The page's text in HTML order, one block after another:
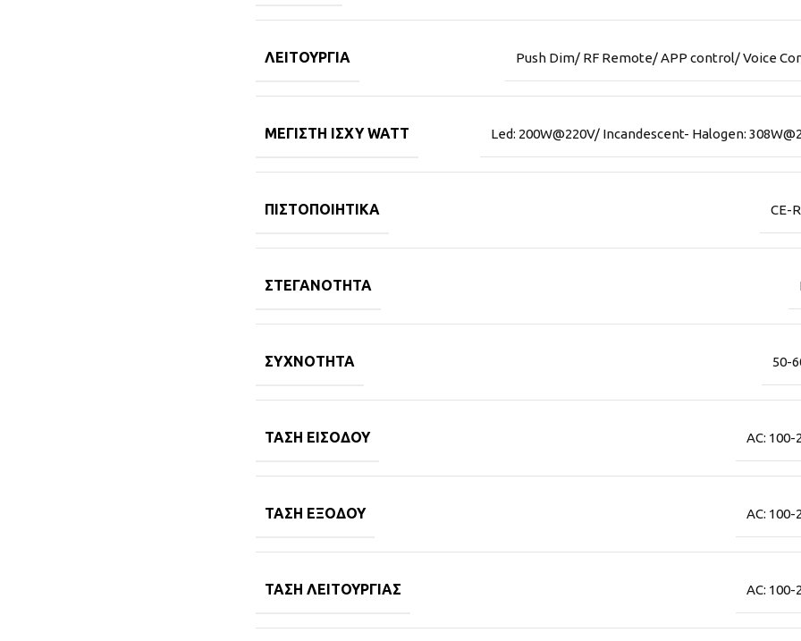
ΛΕΙΤΟΥΡΓΊΑ Push Dim/ RF Remote/ APP control/ Voice
ΜΈΓΙΣΤΗ ΙΣΧΎ WATT Led: 200W@220V/ Incandescent- Halogen:
ΠΙΣΤΟΠΟΙΗΤΙΚΆ CE-
ΣΤΕΓΑΝΌΤΗΤΑ
ΣΥΧΝΌΤΗΤΑ 50-
ΤΆΣΗ ΕΙΣΌΔΟΥ AC: 100-
ΤΆΣΗ ΕΞΌΔΟΥ AC: 100-
ΤΆΣΗ ΛΕΙΤΟΥΡΓΊΑΣ AC: 100-